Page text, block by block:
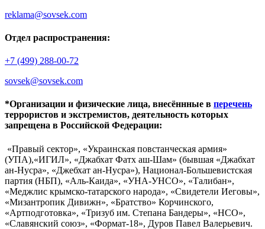
reklama@sovsek.com
Отдел распространения:
+7 (499) 288-00-72
sovsek@sovsek.com
*Организации и физические лица, внесённные в перечень
террористов и экстремистов, деятельность которых
запрещена в Российской Федерации:
«Правый сектор», «Украинская повстанческая армия»
(УПА),«ИГИЛ», «Джабхат Фатх аш-Шам» (бывшая «Джабхат
ан-Нусра», «Джебхат ан-Нусра»), Национал-Большевистская
партия (НБП), «Аль-Каида», «УНА-УНСО», «Талибан»,
«Меджлис крымско-татарского народа», «Свидетели Иеговы»,
«Мизантропик Дивижн», «Братство» Корчинского,
«Артподготовка», «Тризуб им. Степана Бандеры», «НСО»,
«Славянский союз», «Формат-18», Дуров Павел Валерьевич.